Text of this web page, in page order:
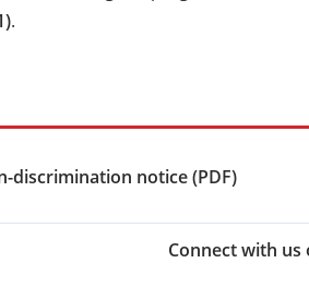
.
discrimination notice (PDF)
Connect with us